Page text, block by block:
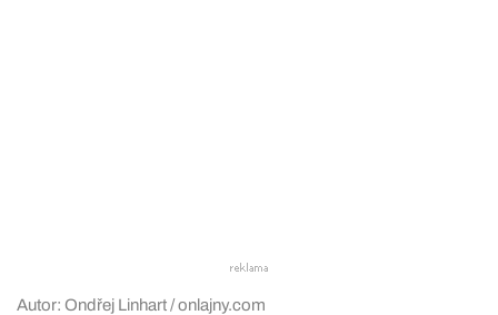
Autor: Ondřej Linhart / onlajny.com